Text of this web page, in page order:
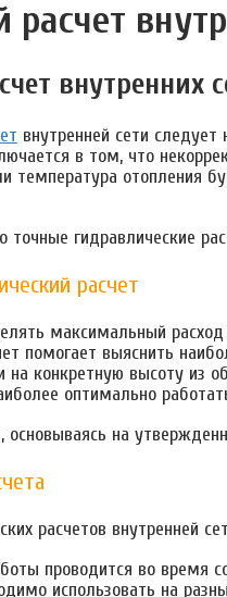
расчет
внутренних
внутренней сети
в том, что
температура отопления
гидравлические
расчет
максимальный
помогает выяснить
на конкретную высоту из
оптимально
основываясь на
расчетов внутренней
проводится во время
использовать на